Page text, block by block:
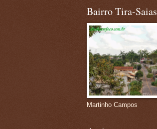
Bairro Tira-Saias
Martinho Campos